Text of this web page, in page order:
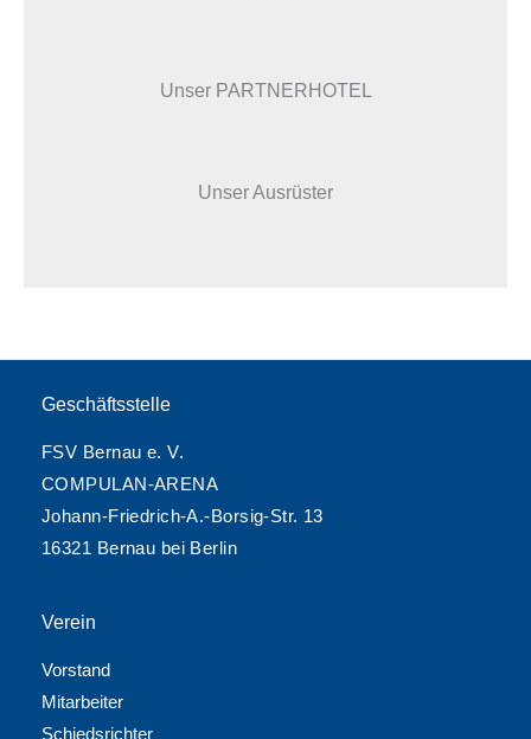
Unser PARTNERHOTEL
Unser Ausrüster
Geschäftsstelle
FSV Bernau e. V.
COMPULAN-ARENA
Johann-Friedrich-A.-Borsig-Str. 13
16321 Bernau bei Berlin
Verein
Vorstand
Mitarbeiter
Schiedsrichter